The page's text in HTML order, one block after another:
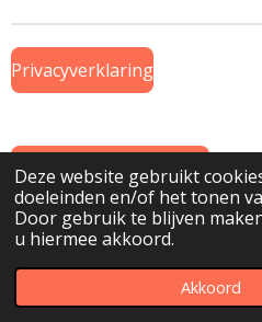
Deze website gebruikt
doeleinden en/of het tonen
Door gebruik te blijven
u hiermee akkoord.
Akkoord
Privacyverklaring
Algemene Voorwaarden
© 2019 Onderdeel van
Telefoonnummer